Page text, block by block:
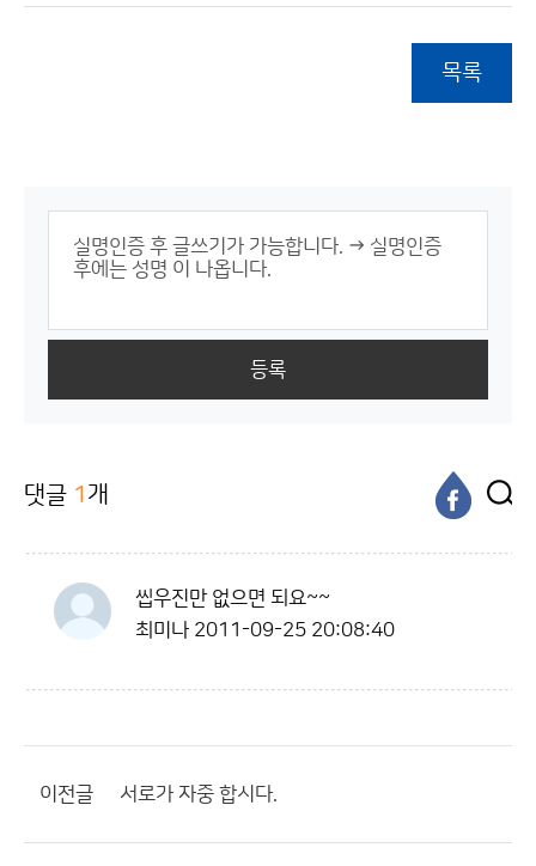
목록
등록
댓글 1 개
씹우진만 없으면 되요~~
최미나 2011-09-25 20:08:40
이전글 서로가 자중 합시다.